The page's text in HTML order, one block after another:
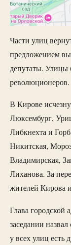
Части улиц
предложением
депутаты.
революционеров.
В Кирове
Люксембург,
Либкнехта и
Никитская,
Владимирская,
Лиханова. За
жителей Кирова
Глава городской
заседании
у всех улиц есть